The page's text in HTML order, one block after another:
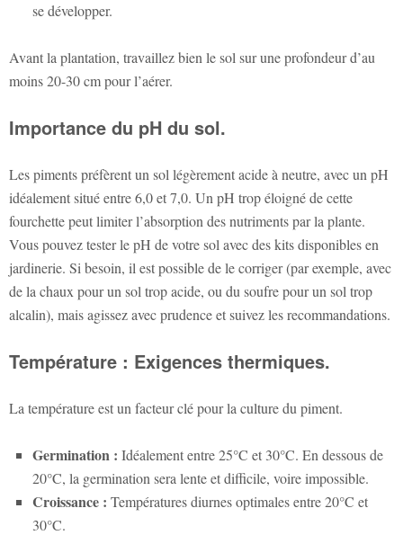
se développer.
Avant la plantation, travaillez bien le sol sur une profondeur d’au
moins 20-30 cm pour l’aérer.
Importance du pH du sol.
Les piments préfèrent un sol légèrement acide à neutre, avec un pH
idéalement situé entre 6,0 et 7,0. Un pH trop éloigné de cette
fourchette peut limiter l’absorption des nutriments par la plante.
Vous pouvez tester le pH de votre sol avec des kits disponibles en
jardinerie. Si besoin, il est possible de le corriger (par exemple, avec
de la chaux pour un sol trop acide, ou du soufre pour un sol trop
alcalin), mais agissez avec prudence et suivez les recommandations.
Température : Exigences thermiques.
La température est un facteur clé pour la culture du piment.
Germination : Idéalement entre 25°C et 30°C. En dessous de
20°C, la germination sera lente et difficile, voire impossible.
Croissance : Températures diurnes optimales entre 20°C et
30°C.